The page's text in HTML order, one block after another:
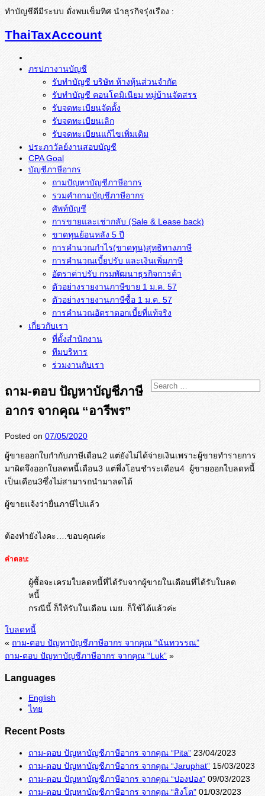
ทำบัญชีดีมีระบบ ดั่งพบเข็มทิศ นำธุรกิจรุ่งเรือง :
ThaiTaxAccount
ภรปภางานบัญชี
รับทำบัญชี บริษัท ห้างหุ้นส่วนจำกัด
รับทำบัญชี คอนโดมิเนียม หมู่บ้านจัดสรร
รับจดทะเบียนจัดตั้ง
รับจดทะเบียนเลิก
รับจดทะเบียนแก้ไขเพิ่มเติม
ประภาวัลย์งานสอบบัญชี
CPA Goal
บัญชีภาษีอากร
ถามปัญหาบัญชีภาษีอากร
รวมคำถามบัญชีภาษีอากร
ศัพท์บัญชี
การขายและเช่ากลับ (Sale & Lease back)
ขาดทุนย้อนหลัง 5 ปี
การคำนวณกำไร(ขาดทุน)สุทธิทางภาษี
การคำนวณเบี้ยปรับ และเงินเพิ่มภาษี
อัตราค่าปรับ กรมพัฒนาธุรกิจการค้า
ตัวอย่างรายงานภาษีขาย 1 ม.ค. 57
การคำนวณอัตราดอกเบี้ยที่แท้จริง
เกี่ยวกับเรา
ที่ตั้งสำนักงาน
ทีมบริหาร
ร่วมงานกับเรา
ถาม-ตอบ ปัญหาบัญชีภาษี
อากร จากคุณ “อารีพร”
Posted on 07/05/2020
ผู้ขายออกใบกำกับภาษีเดือน2 แต่ยังไม่ได้จ่ายเงินเพราะผู้ขายทำรายการ
มาผิดจึงออกใบลดหนี้เดือน3 แต่พึ่งโอนชำระเดือน4 ผู้ขายออกใบลดหนี้
เป็นเดือน3ซึ่งไม่สามารถนำมาลดได้
ผู้ขายแจ้งว่ายื่นภาษีไปแล้ว
ต้องทำยังไงคะ….ขอบคุณค่ะ
คำตอบ:
ผู้ซื้อจะเครมใบลดหนี้ที่ได้รับจากผู้ขายในเดือนที่ได้รับใบลด
หนี้
กรณีนี้ ก็ให้รับในเดือน เมย. ก็ใช้ได้แล้วค่ะ
ใบลดหนี้
« ถาม-ตอบ ปัญหาบัญชีภาษีอากร จากคุณ “นันทวรรณ”
ถาม-ตอบ ปัญหาบัญชีภาษีอากร จากคุณ “Luk” »
Languages
English
ไทย
Recent Posts
ถาม-ตอบ ปัญหาบัญชีภาษีอากร จากคุณ “Pita” 23/04/2023
ถาม-ตอบ ปัญหาบัญชีภาษีอากร จากคุณ “Jaruphat” 15/03/2023
ถาม-ตอบ ปัญหาบัญชีภาษีอากร จากคุณ “ปองปอง” 09/03/2023
ถาม-ตอบ ปัญหาบัญชีภาษีอากร จากคุณ “สิงโต” 01/03/2023